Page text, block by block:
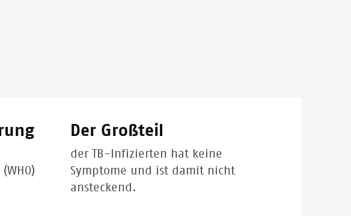
Der Großteil
der TB-Infizierten hat keine
Symptome und ist damit nicht
ansteckend.